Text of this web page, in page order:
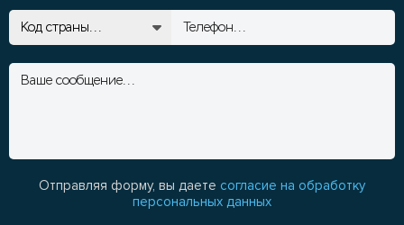
Отправляя форму, вы даете согласие на обработку
персональных данных